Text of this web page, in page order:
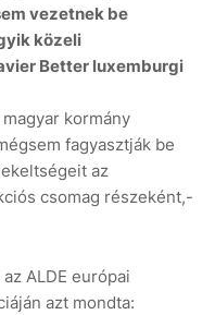
vezetnek be
közeli
Better luxemburgi
kormány
fagyasztják be
az
csomag részeként,-
ALDE európai
azt mondta: